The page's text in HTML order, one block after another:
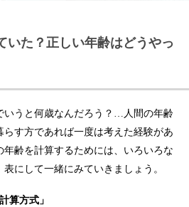
いた？正しい年齢はどうやっ
いうと何歳なんだろう？…人間の年齢
す方であれば一度は考えた経験があ
齢を計算するためには、いろいろな
にして一緒にみていきましょう。
算方式」